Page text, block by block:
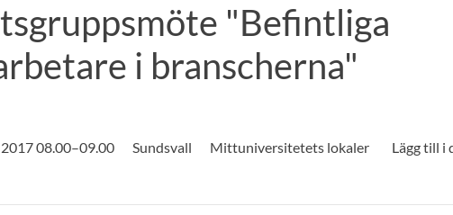
PersonalLediga jobb "Befintliga
i branscherna"
08.00–09.00
Sundsvall Mittuniversitetets lokaler